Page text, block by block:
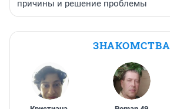
причины и решение проблемы
ЗНАКОМСТВА